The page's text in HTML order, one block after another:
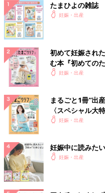
たまひよの雑誌
妊娠・出産
初めて妊娠され
む本『初めての
妊娠・出産
まるごと1冊“出
〈スペシャル大
妊娠・出産
妊娠中に読みた
妊娠・出産